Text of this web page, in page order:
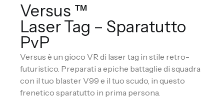
Versus ™
Laser Tag – Sparatutto
PvP
Versus è un gioco VR di laser tag in stile retro-
futuristico. Preparati a epiche battaglie di squadra
con il tuo blaster V99 e il tuo scudo, in questo
frenetico sparatutto in prima persona.